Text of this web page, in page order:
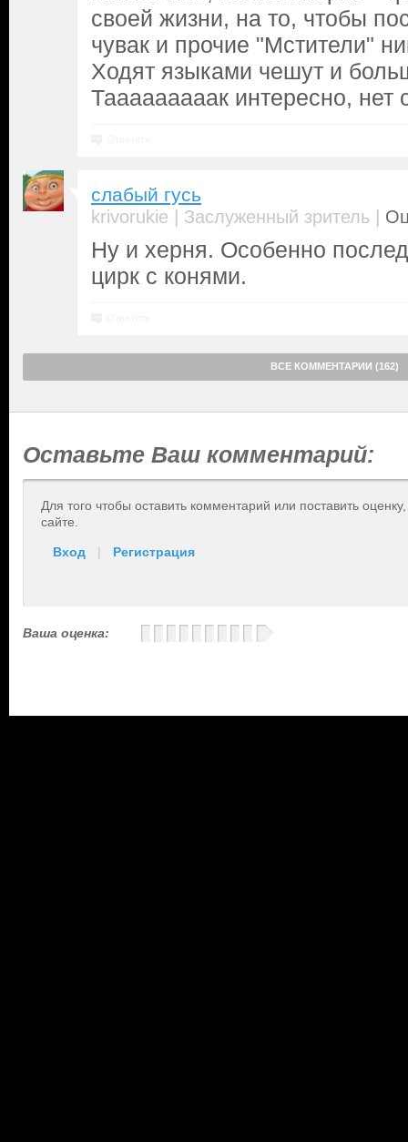
своей жизни, на то, чтобы
чувак и прочие "Мстители"
Ходят языками чешут и
Тааааааааак интересно, нет
слабый гусь
krivorukie | Заслуженный зритель |
Ну и херня. Особенно
цирк с конями.
ВСЕ КОММЕНТАРИИ (162)
Оставьте Ваш комментарий:
Для того чтобы оставить комментарий или поставить
сайте.
Вход | Регистрация
Ваша оценка: